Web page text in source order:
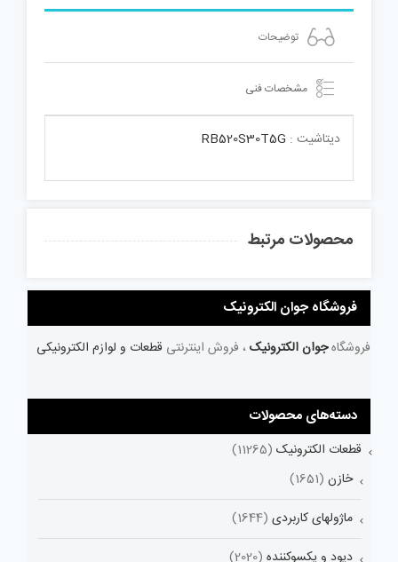
توضیحات
مشخصات فنی
دیتاشیت : RB520S30T5G
محصولات مرتبط
فروشگاه جوان الکترونیک
فروشگاهجوان الکترونیک ، فروش اینترنتی قطعات و لوازم الکترونیکی
دسته‌های محصولات
قطعات الکترونیک (11265)
خازن (1651)
ماژولهای کاربردی (1644)
دیود و یکسوکننده (2020)